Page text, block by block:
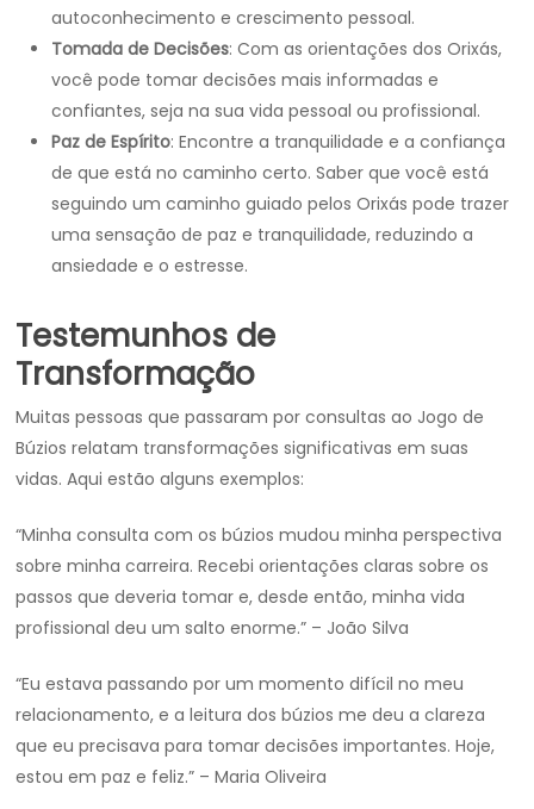
autoconhecimento e crescimento pessoal.
Tomada de Decisões: Com as orientações dos Orixás,
você pode tomar decisões mais informadas e
confiantes, seja na sua vida pessoal ou profissional.
Paz de Espírito: Encontre a tranquilidade e a confiança
de que está no caminho certo. Saber que você está
seguindo um caminho guiado pelos Orixás pode trazer
uma sensação de paz e tranquilidade, reduzindo a
ansiedade e o estresse.
Testemunhos de
Transformação
Muitas pessoas que passaram por consultas ao Jogo de
Búzios relatam transformações significativas em suas
vidas. Aqui estão alguns exemplos:
“Minha consulta com os búzios mudou minha perspectiva
sobre minha carreira. Recebi orientações claras sobre os
passos que deveria tomar e, desde então, minha vida
profissional deu um salto enorme.” – João Silva
“Eu estava passando por um momento difícil no meu
relacionamento, e a leitura dos búzios me deu a clareza
que eu precisava para tomar decisões importantes. Hoje,
estou em paz e feliz.” – Maria Oliveira